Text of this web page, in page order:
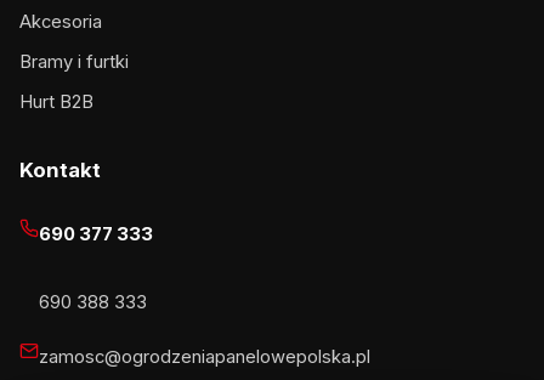
Akcesoria
Bramy i furtki
Hurt B2B
Kontakt
690 377 333
690 388 333
zamosc@ogrodzeniapanelowepolska.pl